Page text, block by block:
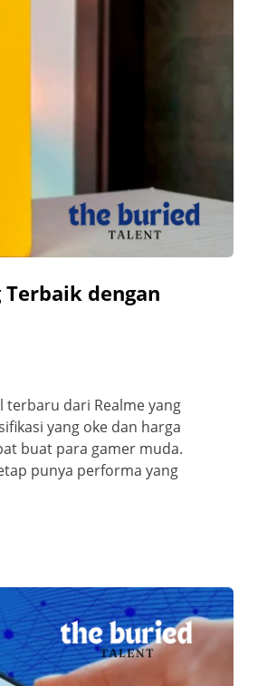
Terbaik dengan
terbaru dari Realme yang
yang oke dan harga
buat para gamer muda.
punya performa yang